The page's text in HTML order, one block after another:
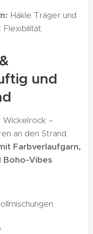
Häkle Träger und
und
Wickelrock –
an den Strand.
Farbverlaufgarn,
Boho-Vibes.